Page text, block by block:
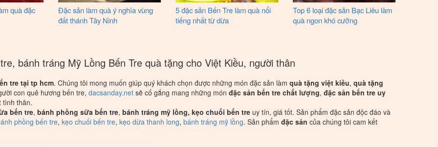
quà đặc
Đặc sản làm quà ý nghĩa vùng
đất thánh Tây Ninh
5 đặc sản Bến Tre làm quà nổi
tiếng nhất từ dừa
Top 6 loại đặc sản Bạc Liêu làm
quà ngon khó cưỡng
bánh tráng Mỹ Lồng Bến Tre quà tặng cho Việt Kiều, người thân
tre tại tp hcm. Chúng tôi mong muốn giúp quý khách chọn được những món đặc sản làm quà tặng việt kiều, quà tặng
con quê hương bến tre, dacsanday.net sẽ cố gắng mang những món đặc sản bến tre chất lượng, đặc sản bến tre uy
tình thân.
bến tre, bánh phồng sữa bến tre, bánh tráng mỹ lồng, kẹo chuối bến tre uy tín, giá tốt. Sản phẩm đặc sản độc đáo và
phồng bến tre, kẹo chuối bến tre, kẹo dừa thanh long, bánh tráng mỹ lồng. Sản phẩm đặc sản của chúng tôi cam kết